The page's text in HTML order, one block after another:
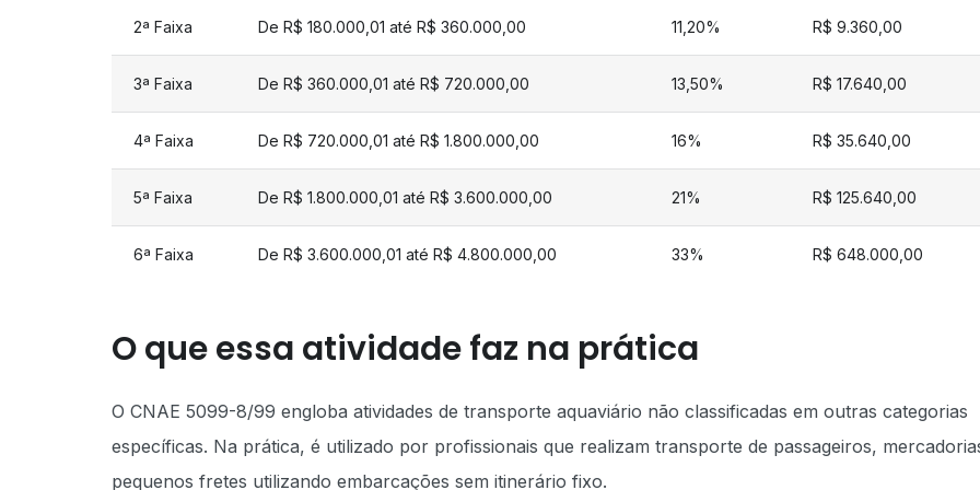
2ª Faixa De R$ 180.000,01 até R$ 360.000,00 11,20% R$ 9.360,00
3ª Faixa De R$ 360.000,01 até R$ 720.000,00 13,50% R$ 17.640,00
4ª Faixa De R$ 720.000,01 até R$ 1.800.000,00 16% R$ 35.640,00
5ª Faixa De R$ 1.800.000,01 até R$ 3.600.000,00 21% R$ 125.640,00
6ª Faixa De R$ 3.600.000,01 até R$ 4.800.000,00 33% R$ 648.000,00
O que essa atividade faz na prática
O CNAE 5099-8/99 engloba atividades de transporte aquaviário não classificadas em outras categorias
específicas. Na prática, é utilizado por profissionais que realizam transporte de passageiros,
pequenos fretes utilizando embarcações sem itinerário fixo.